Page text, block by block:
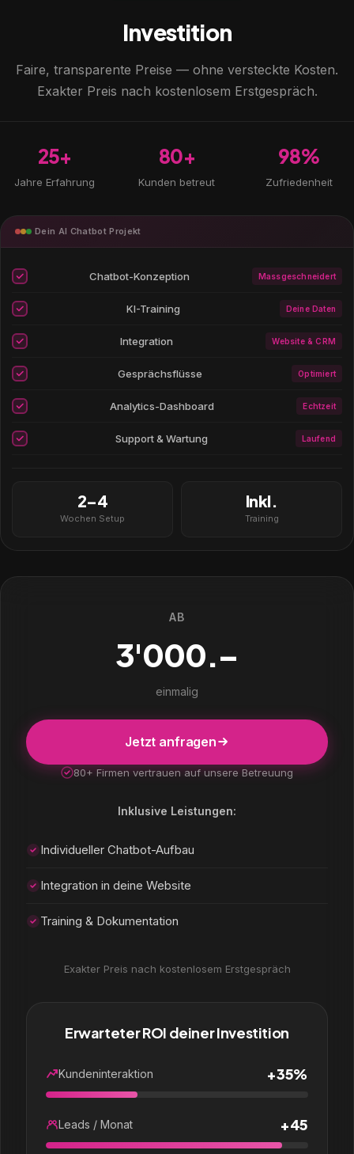
Investition
Faire, transparente Preise — ohne versteckte Kosten.
Exakter Preis nach kostenlosem Erstgespräch.
25+
Jahre Erfahrung
80+
Kunden betreut
98%
Zufriedenheit
Dein AI Chatbot Projekt
Chatbot-Konzeption Massgeschneidert
KI-Training Deine Daten
Integration Website & CRM
Gesprächsflüsse Optimiert
Analytics-Dashboard Echtzeit
Support & Wartung Laufend
2–4
Wochen Setup
Inkl.
Training
AB
3'000.–
einmalig
Jetzt anfragen
80+ Firmen vertrauen auf unsere Betreuung
Inklusive Leistungen:
Individueller Chatbot-Aufbau
Integration in deine Website
Training & Dokumentation
Exakter Preis nach kostenlosem Erstgespräch
Erwarteter ROI deiner Investition
Kundeninteraktion +35%
Leads / Monat +45